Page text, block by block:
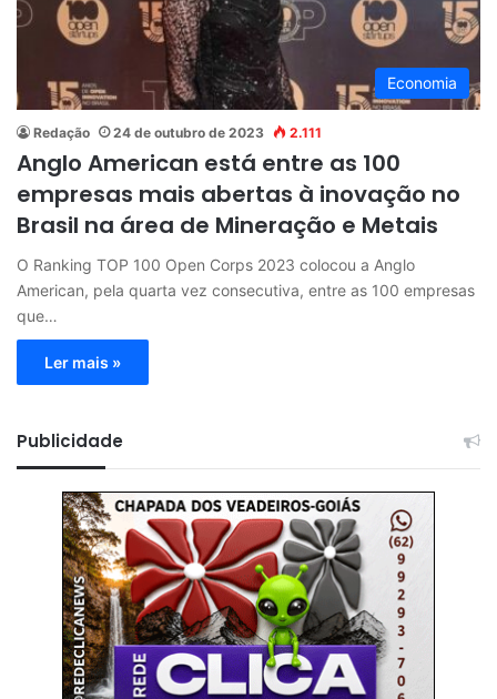
Economia
Redação 24 de outubro de 2023 2.111
Anglo American está entre as 100
empresas mais abertas à inovação no
Brasil na área de Mineração e Metais
O Ranking TOP 100 Open Corps 2023 colocou a Anglo
American, pela quarta vez consecutiva, entre as 100 empresas
que…
Ler mais »
Publicidade